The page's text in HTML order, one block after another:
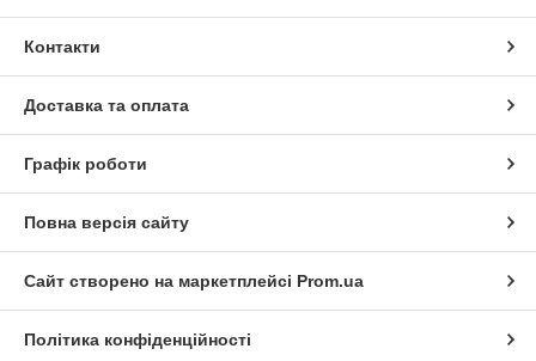
Контакти
Доставка та оплата
Графік роботи
Повна версія сайту
Сайт створено на маркетплейсі Prom.ua
Політика конфіденційності